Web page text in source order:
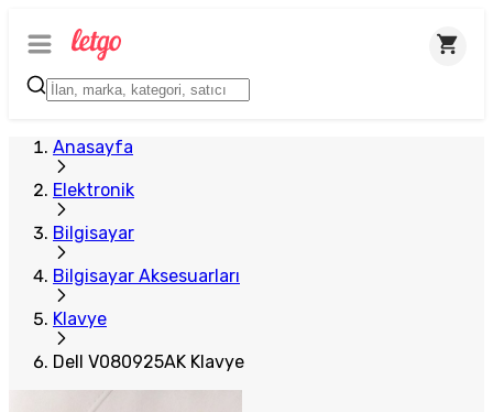
Anasayfa
Elektronik
Bilgisayar
Bilgisayar Aksesuarları
Klavye
Dell V080925AK Klavye